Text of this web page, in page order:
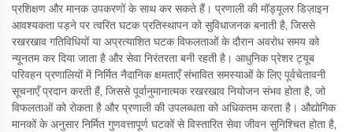
प्रशिक्षण और मानक उपकरणों के साथ कर सकते हैं। प्रणाली की मॉड्यूलर डिज़ाइन
आवश्यकता पड़ने पर त्वरित घटक प्रतिस्थापन को सुविधाजनक बनाती है, जिससे
रखरखाव गतिविधियों या अप्रत्याशित घटक विफलताओं के दौरान अवरोध समय को
न्यूनतम कर दिया जाता है और सेवा निरंतरता बनी रहती है। आधुनिक प्रेशर ट्यूब
परिवहन प्रणालियों में निर्मित नैदानिक क्षमताएँ संभावित समस्याओं के लिए पूर्वचेतावनी
सूचनाएँ प्रदान करती हैं, जिससे पूर्वानुमानात्मक रखरखाव नियोजन संभव होता है, जो
विफलताओं को रोकता है और प्रणाली की उपलब्धता को अधिकतम करता है। औद्योगिक
मानकों के अनुसार निर्मित गुणवत्तापूर्ण घटकों से विस्तारित सेवा जीवन सुनिश्चित होता है,